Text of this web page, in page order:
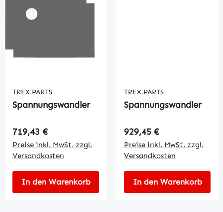
TREX.PARTS
Spannungswandler
Regulärer Preis:
719,43 €
Preise inkl. MwSt. zzgl.
Versandkosten
In den Warenkorb
TREX.PARTS
Spannungswandler
Regulärer Preis:
929,45 €
Preise inkl. MwSt. zzgl.
Versandkosten
In den Warenkorb